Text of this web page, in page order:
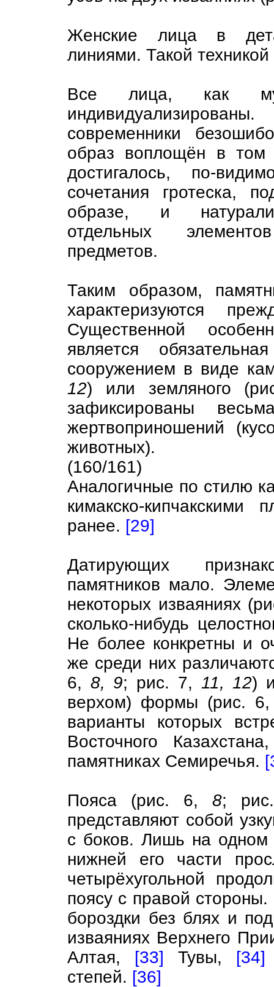
Женские лица в
линиями. Такой
Все лица, как
современники
образ воплощён в том
достигалось, по-
сочетания гротеска,
образе, и
отдельных
предметов.
Таким образом,
характеризуются
Существенной
является
сооружением в виде
12) или земляного
зафиксированы
жертвоприношений
животных).
(160/161)
Аналогичные по стилю
кимакско-
ранее. [29]
Датирующих
памятников мало.
некоторых изваяниях
сколько-нибудь
Не более конкретны и
же среди них
6, 8, 9; рис. 7, 11, 12)
верхом) формы (рис.
варианты которых
Восточного
памятниках Семиречья.
Пояса (рис. 6, 8;
представляют собой
с боков. Лишь на
нижней его части
четырёхугольной
поясу с правой
бороздки без блях и
изваяниях Верхнего
Алтая, [33] Тувы, [34]
степей. [36]